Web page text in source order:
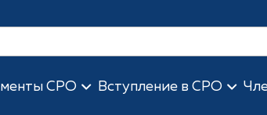
СРО Вступление в СРО